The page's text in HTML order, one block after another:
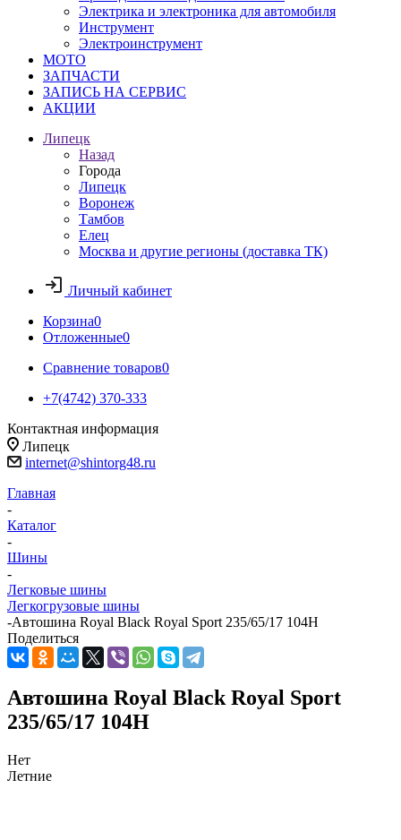
Электрика и электроника для автомобиля
Инструмент
Электроинструмент
МОТО
ЗАПЧАСТИ
ЗАПИСЬ НА СЕРВИС
АКЦИИ
Липецк
Назад
Города
Липецк
Воронеж
Тамбов
Елец
Москва и другие регионы (доставка ТК)
Личный кабинет
Корзина0
Отложенные0
Сравнение товаров0
+7(4742) 370-333
Контактная информация
Липецк
internet@shintorg48.ru
Главная
-
Каталог
-
Шины
-
Легковые шины
Легкогрузовые шины
-Автошина Royal Black Royal Sport 235/65/17 104H
Поделиться
Автошина Royal Black Royal Sport
235/65/17 104H
Нет
Летние